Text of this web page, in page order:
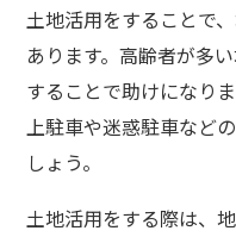
土地活用をすることで
あります。高齢者が多
することで助けになり
上駐車や迷惑駐車など
しょう。
土地活用をする際は、